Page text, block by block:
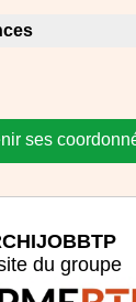
ses
du groupe